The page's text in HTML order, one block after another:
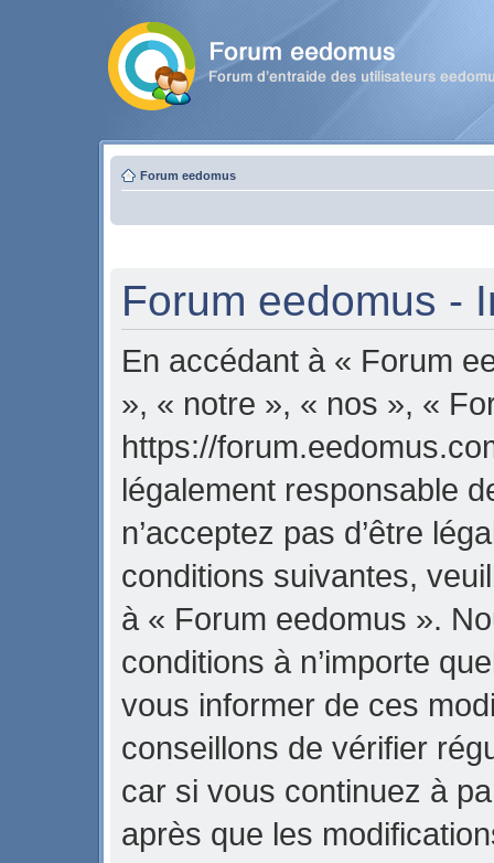
Forum eedomus
Forum eedomus -
En accédant à « Forum
», « notre », « nos », «
https://
légalement responsable
n’acceptez pas d’être
conditions suivantes,
à « Forum eedomus ».
conditions à n’importe
vous informer de ces
conseillons de vérifier
car si vous continuez à
après que les